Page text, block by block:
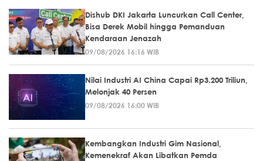
Dishub DKI Jakarta Luncurkan Call Center,
Bisa Derek Mobil hingga Pemanduan
Kendaraan Jenazah
09/08/2026 16:16 WIB
Nilai Industri AI China Capai Rp3.200 Triliun,
Melonjak 40 Persen
09/08/2026 16:00 WIB
Kembangkan Industri Gim Nasional,
Kemenekraf Akan Libatkan Pemda